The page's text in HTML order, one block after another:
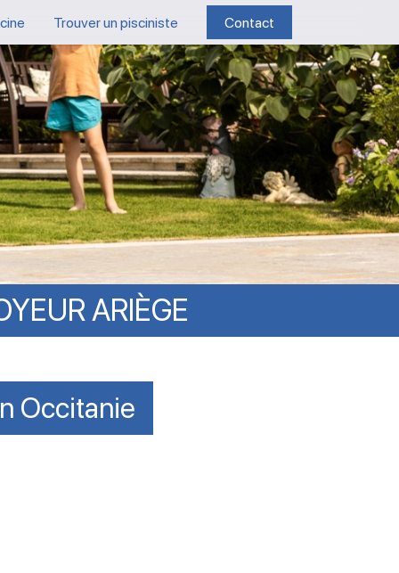
Trouver un pisciniste Contact
ARIÈGE
Occitanie